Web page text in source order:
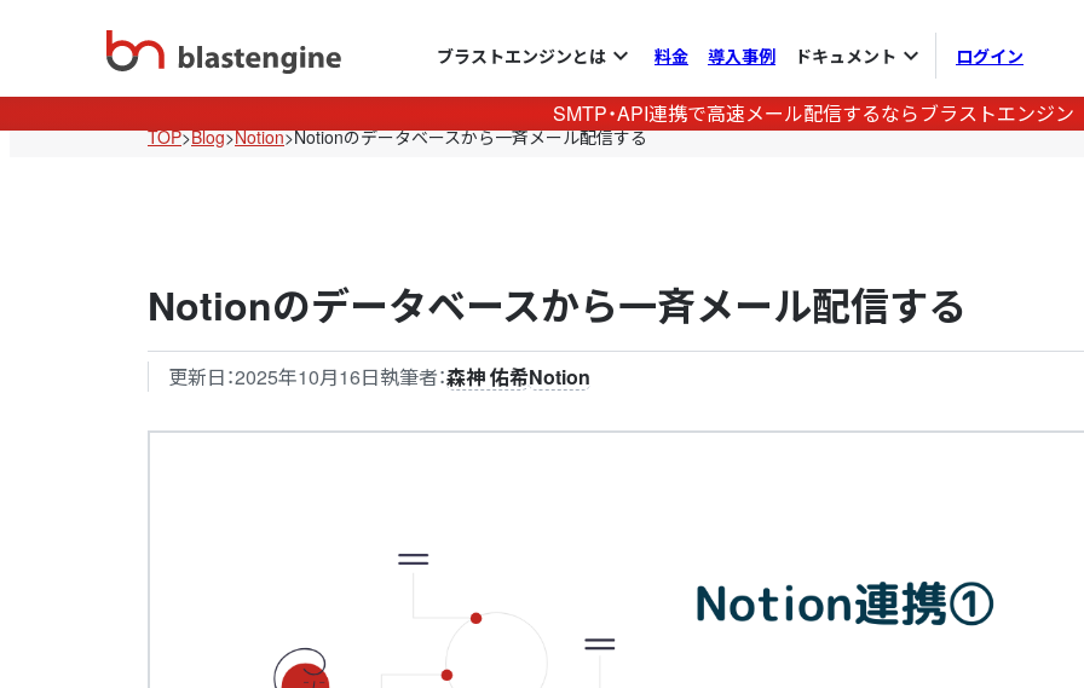
ブラストエンジンとは expand_more 料金 導入事例 ドキュメント expand_more ログイン
SMTP・API連携で高速メール配信するならブラストエンジン
TOP>Blog>Notion>Notionのデータベースから一斉メール配信する
Notionのデータベースから一斉メール配信する
更新日：2025年10月16日執筆者：森神 佑希Notion